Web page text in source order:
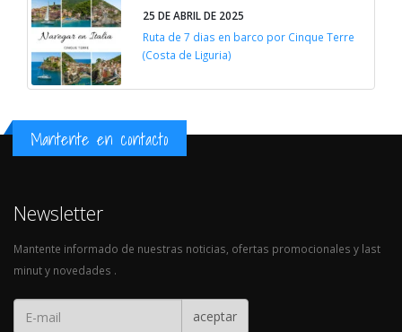
25 DE ABRIL DE 2025
Ruta de 7 dias en barco por Cinque Terre
(Costa de Liguria)
Mantente en contacto
Newsletter
Mantente informado de nuestras noticias, ofertas promocionales y last
minut y novedades .
aceptar